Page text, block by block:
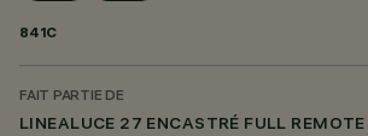
841C
FAIT PARTIE DE
LINEALUCE 27 ENCASTRÉ FULL REMOTE